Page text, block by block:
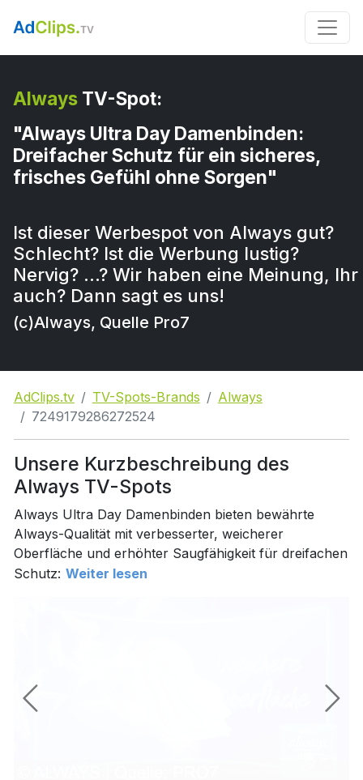
Always TV-Spot:
"Always Ultra Day Damenbinden:
Dreifacher Schutz für ein sicheres,
frisches Gefühl ohne Sorgen"
Ist dieser Werbespot von Always gut?
Schlecht? Ist die Werbung lustig?
Nervig? …? Wir haben eine Meinung, Ihr
auch? Dann sagt es uns!
(c)Always, Quelle Pro7
AdClips.tv TV-Spots-Brands
Always
7249179286272524
Unsere Kurzbeschreibung des
Always TV-Spots
Always Ultra Day Damenbinden bieten bewährte
Always-Qualität mit verbesserter, weicherer
Oberfläche und erhöhter Saugfähigkeit für dreifachen
Schutz: Weiter lesen